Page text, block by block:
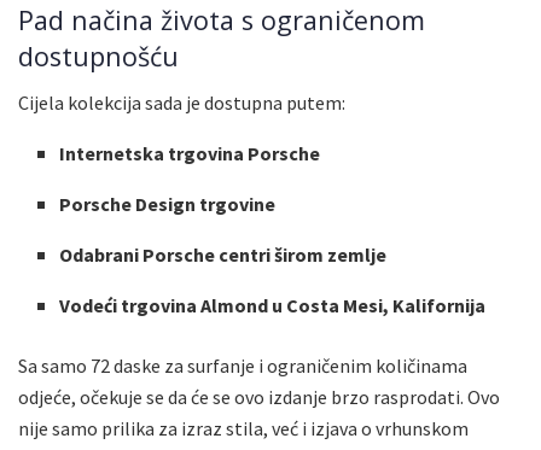
Pad načina života s ograničenom
dostupnošću
Cijela kolekcija sada je dostupna putem:
Internetska trgovina Porsche
Porsche Design trgovine
Odabrani Porsche centri širom zemlje
Vodeći trgovina Almond u Costa Mesi, Kalifornija
Sa samo 72 daske za surfanje i ograničenim količinama
odjeće, očekuje se da će se ovo izdanje brzo rasprodati. Ovo
nije samo prilika za izraz stila, već i izjava o vrhunskom